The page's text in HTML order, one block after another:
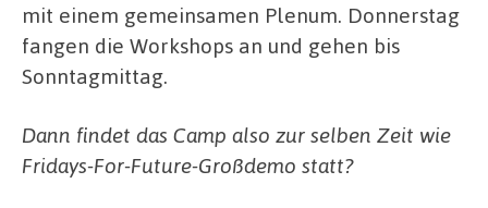
mit einem gemeinsamen Plenum. Donnerstag
fangen die Workshops an und gehen bis
Sonntagmittag.
Dann findet das Camp also zur selben Zeit wie
Fridays-For-Future-Großdemo statt?